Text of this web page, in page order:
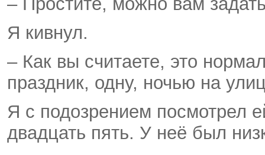
Я кивнул.
– Как вы считаете, это
праздник, одну, ночью на
Я с подозрением посмотрел
двадцать пять. У неё был